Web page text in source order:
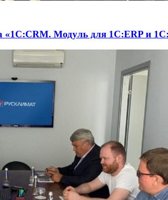
«1С:CRM. Модуль для 1С:ERP и